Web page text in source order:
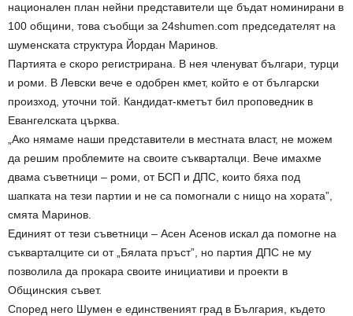
национален план нейни представители ще бъдат номинирани в
100 общини, това съобщи за 24shumen.com председателят на
шуменската структура Йордан Маринов.
Партията е скоро регистрирана. В нея членуват българи, турци
и роми. В Левски вече е одобрен кмет, който е от български
произход, уточни той. Кандидат-кметът бил проповедник в
Евангелската църква.
„Ако нямаме наши представители в местната власт, не можем
да решим проблемите на своите съкварталци. Вече имахме
двама съветници – роми, от БСП и ДПС, които бяха под
шапката на тези партии и не са помогнали с нищо на хората”,
смята Маринов.
Единият от тези съветници – Асен Асенов искал да помогне на
съкварталците си от „Бялата пръст”, но партия ДПС не му
позволила да прокара своите инициативи и проекти в
Общинския съвет.
Според него Шумен е единственият град в България, където